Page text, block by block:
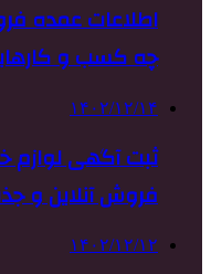
اطلاعات عمده
چه کسب و
۱۴۰۲/۱۲/۱۴
ثبت آگهی لوازم
فروش آنلاین و
۱۴۰۲/۱۲/۱۲